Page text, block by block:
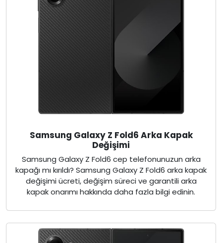
Samsung Galaxy Z Fold6 Arka Kapak
Değişimi
Samsung Galaxy Z Fold6 cep telefonunuzun arka
kapağı mı kırıldı? Samsung Galaxy Z Fold6 arka kapak
değişimi ücreti, değişim süreci ve garantili arka
kapak onarımı hakkında daha fazla bilgi edinin.